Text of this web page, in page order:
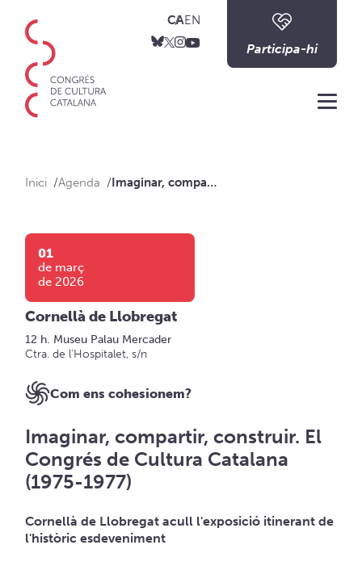
CAEN
Participa-hi
Inici Agenda Imaginar, compartir, construir. El Congrés de Cultura Catalana (1975-1977)
01
de març
de 2026
Cornellà de Llobregat
12 h. Museu Palau Mercader
Ctra. de l'Hospitalet, s/n
Com ens cohesionem?
Imaginar, compartir, construir. El
Congrés de Cultura Catalana
(1975-1977)
Cornellà de Llobregat acull l'exposició itinerant de
l'històric esdeveniment